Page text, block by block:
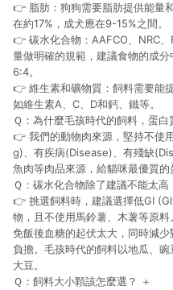
👉 脂肪：狗狗需要脂肪提供能量
在約17%，成犬應在9-15%之間。
👉 碳水化合物：AAFCO、NRC
量做明確的規範，建議食物的成
6:4。
👉 維生素和礦物質：飼料需要能
如維生素A、C、D和鈣、鐵等。
Ｑ：為什麼毛孩時代的飼料，蛋白
👉 我們的動物肉來源，堅持不使
g)、有疾病(Disease)、有殘缺
魚肉等肉品來源，給貓咪最優質的
Ｑ：碳水化合物除了建議不能太
👉 挑選飼料時，建議選擇低GI
物，且不使用馬鈴薯、木薯等原
免飯後血糖的起伏太大，同時減
負擔。毛孩時代的飼料以地瓜、
大豆。
Ｑ：飼料大小顆該怎麼選？
＋